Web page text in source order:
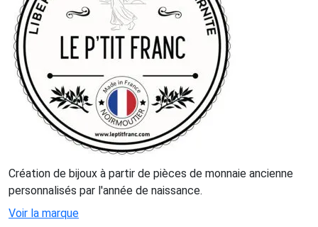
Création de bijoux à partir de pièces de monnaie ancienne
personnalisés par l'année de naissance.
Voir la marque